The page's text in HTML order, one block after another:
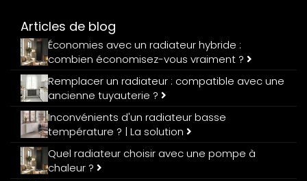
Articles de blog
Économies avec un radiateur hybride :
combien économisez-vous vraiment ?
Remplacer un radiateur : compatible avec une
ancienne tuyauterie ?
Inconvénients d'un radiateur basse
température ? | La solution
Quel radiateur choisir avec une pompe à
chaleur ?